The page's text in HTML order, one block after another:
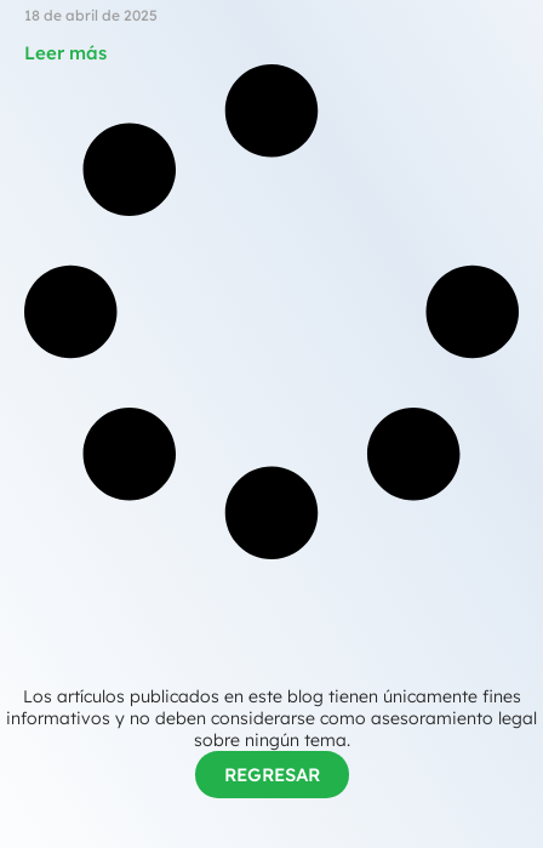
18 de abril de 2025
Leer más
Los artículos publicados en este blog tienen únicamente fines
informativos y no deben considerarse como asesoramiento legal
sobre ningún tema.
REGRESAR